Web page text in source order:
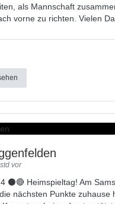
als Mannschaft
vorne zu richten. Vielen
vor
⚫🔴 Heimspieltag! Am
nächsten Punkte zuhause